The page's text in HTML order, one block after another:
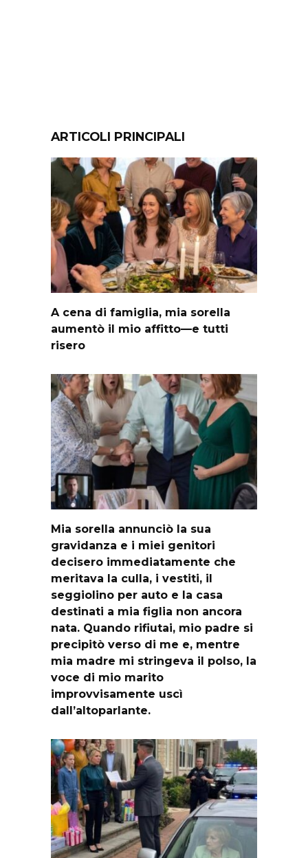
ARTICOLI PRINCIPALI
A cena di famiglia, mia sorella
aumentò il mio affitto—e tutti
risero
Mia sorella annunciò la sua
gravidanza e i miei genitori
decisero immediatamente che
meritava la culla, i vestiti, il
seggiolino per auto e la casa
destinati a mia figlia non ancora
nata. Quando rifiutai, mio padre si
precipitò verso di me e, mentre
mia madre mi stringeva il polso, la
voce di mio marito
improvvisamente uscì
dall’altoparlante.